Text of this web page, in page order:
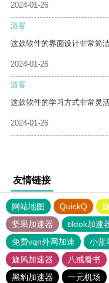
2024-01-26
游客
这款软件的界面设计非常简
2024-01-26
游客
这款软件的学习方式非常灵
2024-01-26
友情链接
网站地图 QuickQ
坚果加速器
tiktok加速
免费vqn外网加速
小蓝
旋风加速器
八戒看书
黑豹加速器
一元机场